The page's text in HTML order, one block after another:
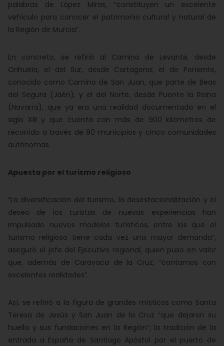
palabras de López Miras, “constituyen un excelente
vehículo para conocer el patrimonio cultural y natural de
la Región de Murcia”.
En concreto, se refirió al Camino de Levante, desde
Orihuela; el del Sur, desde Cartagena; el de Poniente,
conocido como Camino de San Juan, que parte de Beas
del Segura (Jaén); y el del Norte, desde Puente la Reina
(Navarra), que ya era una realidad documentada en el
siglo XIII y que cuenta con más de 900 kilómetros de
recorrido a través de 90 municipios y cinco comunidades
autónomas.
Apuesta por el turismo religioso
“La diversificación del turismo, la desestacionalización y el
deseo de los turistas de nuevas experiencias han
impulsado nuevos modelos turísticos, entre los que el
turismo religioso tiene cada vez una mayor demanda”,
aseguró el jefe del Ejecutivo regional, quien puso en valor
que, además de Caravaca de la Cruz, “contamos con
excelentes realidades”.
Así, se refirió a la figura de grandes místicos como Santa
Teresa de Jesús y San Juan de la Cruz “que dejaron su
huella y sus fundaciones en la Región”; la tradición de la
entrada a España de Santiago Apóstol por el puerto de